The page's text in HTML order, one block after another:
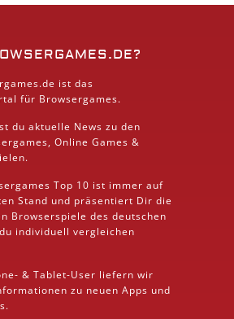
ist das
für Browsergames.
du aktuelle News zu den
, Online Games &
Top 10 ist immer auf
Stand und präsentiert Dir die
Browserspiele des deutschen
individuell vergleichen
& Tablet-User liefern wir
zu neuen Apps und